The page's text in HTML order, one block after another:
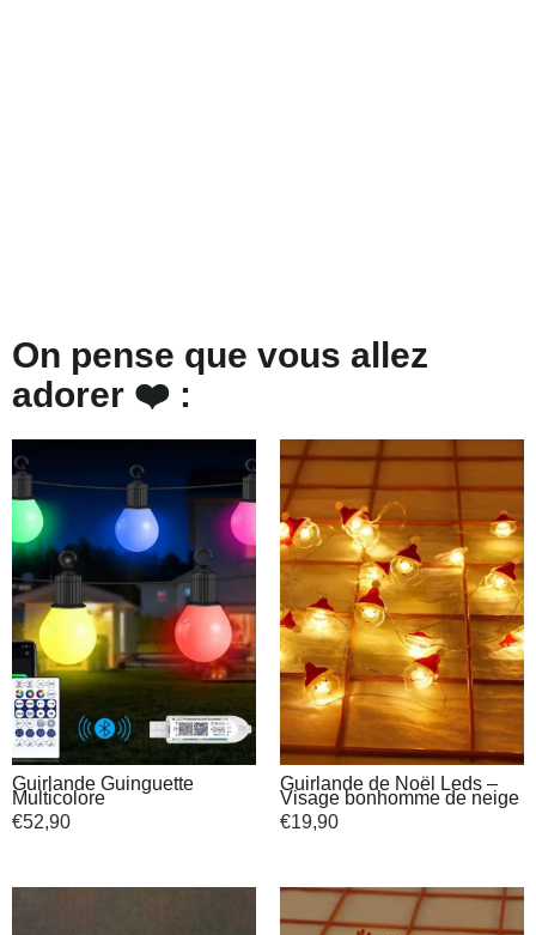
On pense que vous allez
adorer ❤️ :
Guirlande Guinguette
Multicolore
€52,90
Guirlande de Noël Leds –
Visage bonhomme de neige
€19,90